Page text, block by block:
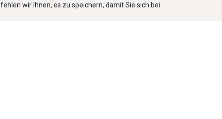
wir Ihnen, es zu speichern, damit Sie sich bei